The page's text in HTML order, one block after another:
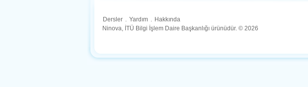
Dersler . Yardım . Hakkında
Ninova, İTÜ Bilgi İşlem Daire Başkanlığı ürünüdür. © 2026